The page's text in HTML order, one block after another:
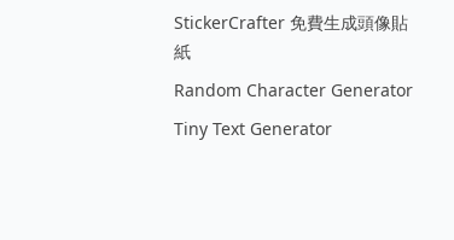
StickerCrafter 免費生成頭像貼
紙
Random Character Generator
Tiny Text Generator